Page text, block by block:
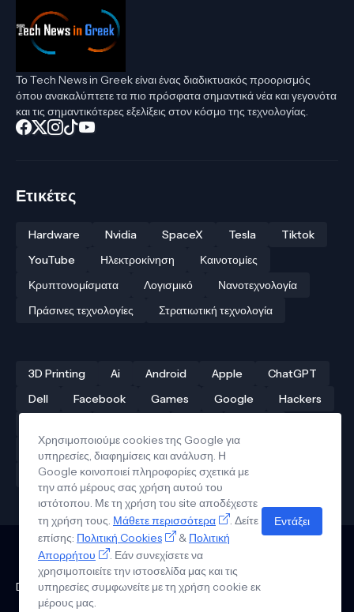
Το Tech News in Greek είναι ένας διαδικτυακός προορισμός
όπου ανακαλύπτετε τα πιο πρόσφατα σημαντικά νέα και γεγονότα
και τις σημαντικότερες εξελίξεις στον κόσμο της τεχνολογίας.
Ετικέτες
Hardware Nvidia SpaceX Tesla
Tiktok
YouTube
Ηλεκτροκίνηση
Καινοτομίες
Κρυπτονομίσματα
Λογισμικό
Νανοτεχνολογία
Πράσινες τεχνολογίες
Στρατιωτική τεχνολογία
3D Printing Ai Android Apple
ChatGPT
Dell
Facebook Games Google
Hackers
Αρχαίες τεχνολογίες
Δρόνοι
Ελληνική τεχνολογία
Ηλεκτροκίνηση
Κβαντικοί υπολογιστές
Design by - Pro Blogger Templates | Copyright © Tech News in
ΕπικοινωνίαΠολιτική ΑπορρήτουΌροι Χρήσης
Χρησιμοποιούμε cookies της Google για
υπηρεσίες, διαφημίσεις και ανάλυση. Η
Google κοινοποιεί πληροφορίες σχετικά με
την από μέρους σας χρήση αυτού του
ιστότοπου. Με τη χρήση του site αποδέχεστε
τη χρήση τους. Μάθετε περισσότερα
. Δείτε
επίσης: Πολιτική Cookies & Πολιτική
Απορρήτου
. Εάν συνεχίσετε να
χρησιμοποιείτε την ιστοσελίδα μας και τις
υπηρεσίες συμφωνείτε με τη χρήση cookie εκ
μέρους μας.
Εντάξει